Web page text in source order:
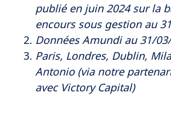
publié en juin 2024 sur la
encours sous gestion au
Données Amundi au 31/
Paris, Londres, Dublin,
Antonio (via notre
avec Victory Capital)